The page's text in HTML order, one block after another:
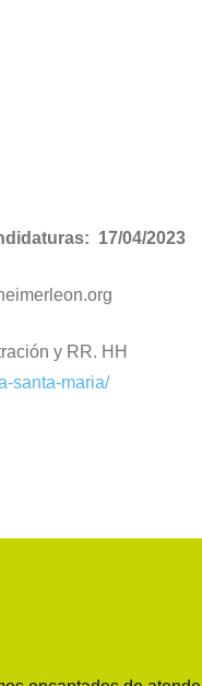
17/04/2023
y RR. HH
santa-maria/